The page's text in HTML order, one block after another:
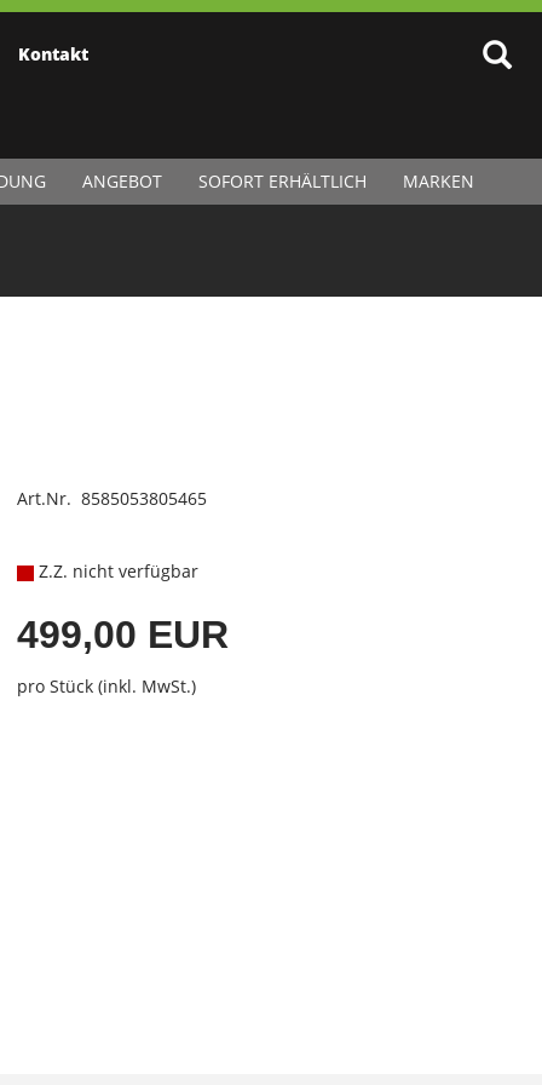
Kontakt
ANGEBOT SOFORT ERHÄLTLICH MARKEN
Art.Nr. 8585053805465
Z.Z. nicht verfügbar
499,00 EUR
pro Stück (inkl. MwSt.)